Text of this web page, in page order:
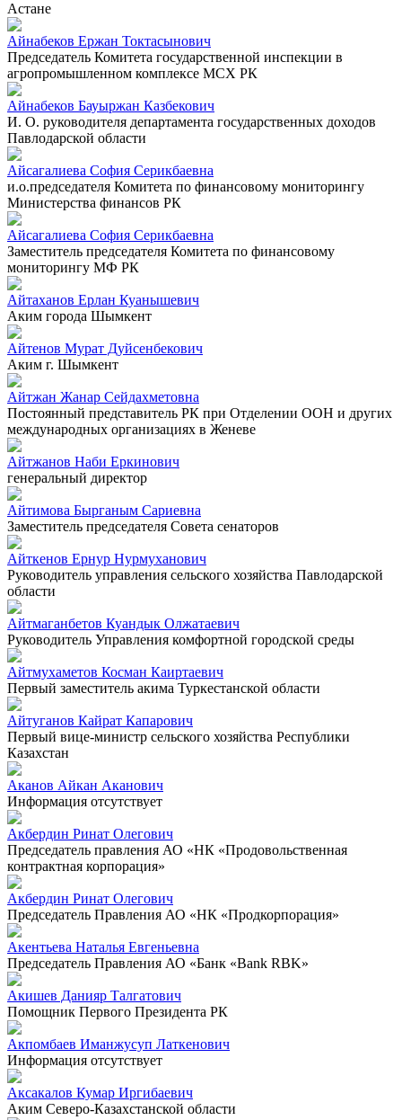
Астане
Айнабеков Ержан Токтасынович
Председатель Комитета государственной инспекции в
агропромышленном комплексе МСХ РК
Айнабеков Бауыржан Казбекович
И. О. руководителя департамента государственных доходов
Павлодарской области
Айсагалиева София Серикбаевна
и.о.председателя Комитета по финансовому мониторингу
Министерства финансов РК
Айсагалиева София Серикбаевна
Заместитель председателя Комитета по финансовому
мониторингу МФ РК
Айтаханов Ерлан Куанышевич
Аким города Шымкент
Айтенов Мурат Дуйсенбекович
Аким г. Шымкент
Айтжан Жанар Сейдахметовна
Постоянный представитель РК при Отделении ООН и других
международных организациях в Женеве
Айтжанов Наби Еркинович
генеральный директор
Айтимова Бырганым Сариевна
Заместитель председателя Совета сенаторов
Айткенов Ернур Нурмуханович
Руководитель управления сельского хозяйства Павлодарской
области
Айтмаганбетов Куандык Олжатаевич
Руководитель Управления комфортной городской среды
Айтмухаметов Косман Каиртаевич
Первый заместитель акима Туркестанской области
Айтуганов Кайрат Капарович
Первый вице-министр сельского хозяйства Республики
Казахстан
Аканов Айкан Аканович
Информация отсутствует
Акбердин Ринат Олегович
Председатель правления АО «НК «Продовольственная
контрактная корпорация»
Акбердин Ринат Олегович
Председатель Правления АО «НК «Продкорпорация»
Акентьева Наталья Евгеньевна
Председатель Правления АО «Банк «Bank RBK»
Акишев Данияр Талгатович
Помощник Первого Президента РК
Акпомбаев Иманжусуп Латкенович
Информация отсутствует
Аксакалов Кумар Иргибаевич
Аким Северо-Казахстанской области